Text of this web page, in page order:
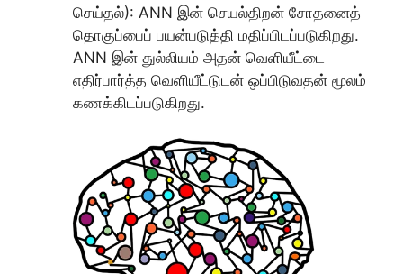
செய்தல்): ANN இன் செயல்திறன் சோதனைத்
தொகுப்பைப் பயன்படுத்தி மதிப்பிடப்படுகிறது.
ANN இன் துல்லியம் அதன் வெளியீட்டை
எதிர்பார்த்த வெளியீட்டுடன் ஒப்பிடுவதன் மூலம்
கணக்கிடப்படுகிறது.